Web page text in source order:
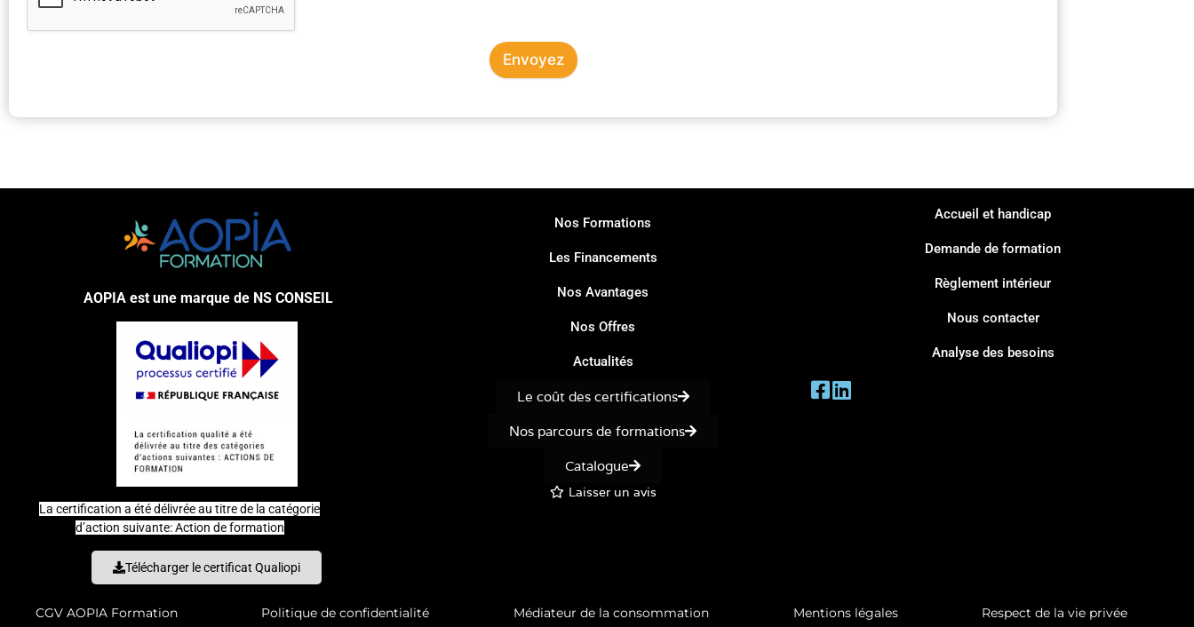
Envoyez
AOPIA est une marque de NS CONSEIL
La certification a été délivrée au titre de la catégorie
d’action suivante: Action de formation
Télécharger le certificat Qualiopi
Nos Formations
Les Financements
Nos Avantages
Nos Offres
Actualités
Le coût des certifications
Nos parcours de formations
Catalogue
Laisser un avis
Accueil et handicap
Demande de formation
Règlement intérieur
Nous contacter
Analyse des besoins
CGV AOPIA Formation Politique de confidentialité Médiateur de la consommation Mentions légales Respect de la vie privée